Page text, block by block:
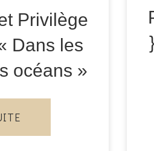
Privilège
Dans les
océans »